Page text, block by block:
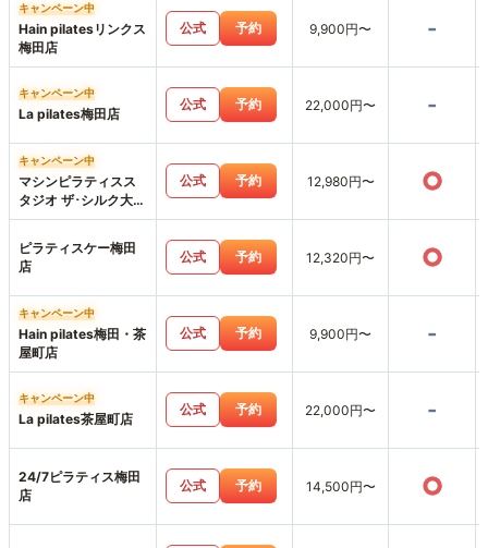
キャンペーン中
Hain pilatesリンクス
梅田店
公式 予約 9,900円〜 -
キャンペーン中
La pilates梅田店
公式 予約 22,000円〜 -
キャンペーン中
マシンピラティスス
タジオ ザ･シルク大阪
梅田店
公式 予約 12,980円〜 ○
ピラティスケー梅田
店
公式 予約 12,320円〜 ○
キャンペーン中
Hain pilates梅田・茶
屋町店
公式 予約 9,900円〜 -
キャンペーン中
La pilates茶屋町店
公式 予約 22,000円〜 -
24/7ピラティス梅田
店
公式 予約 14,500円〜 ○